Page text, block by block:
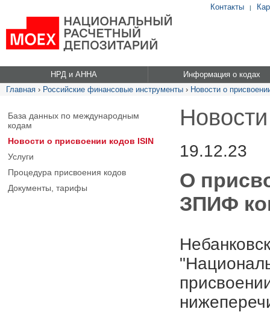
Контакты |
НРД и АННА
Информация о кодах
Главная › Российские финансовые инструменты › Новости о
База данных по международным
кодам
Новости о присвоении кодов ISIN
Услуги
Процедура присвоения кодов
Документы, тарифы
19.12.23
О
ЗПИФ